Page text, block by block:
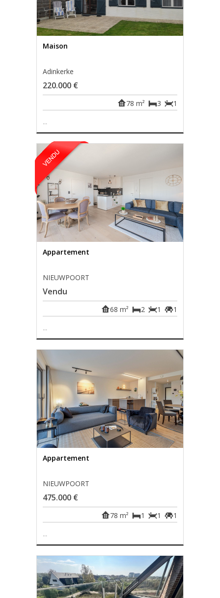
Maison
Adinkerke
220.000 €
1
3
78 m²
...
Appartement
NIEUWPOORT
Vendu
1
1
2
68 m²
...
Appartement
NIEUWPOORT
475.000 €
1
1
1
78 m²
...